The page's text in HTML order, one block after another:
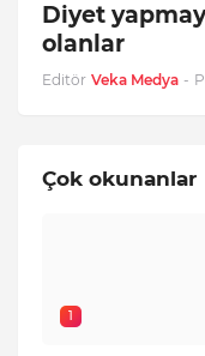
Diyet
olanlar
Editör Veka Medya -
Çok okunanlar
1